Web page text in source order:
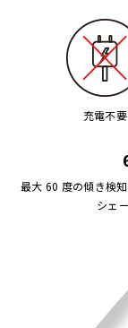
充電不要
最大 60 度の傾き検
シェ